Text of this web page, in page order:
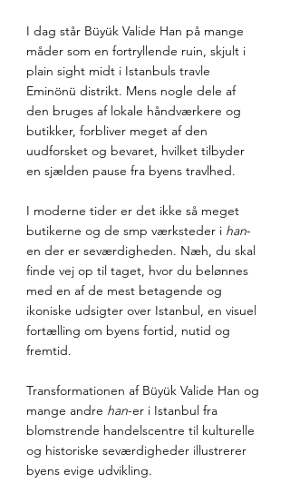
I dag står Büyük Valide Han på mange
måder som en fortryllende ruin, skjult i
plain sight midt i Istanbuls travle
Eminönü distrikt. Mens nogle dele af
den bruges af lokale håndværkere og
butikker, forbliver meget af den
uudforsket og bevaret, hvilket tilbyder
en sjælden pause fra byens travlhed.
I moderne tider er det ikke så meget
butikerne og de smp værksteder i han-
en der er seværdigheden. Næh, du skal
finde vej op til taget, hvor du belønnes
med en af de mest betagende og
ikoniske udsigter over Istanbul, en visuel
fortælling om byens fortid, nutid og
fremtid.
Transformationen af Büyük Valide Han og
mange andre han-er i Istanbul fra
blomstrende handelscentre til kulturelle
og historiske seværdigheder illustrerer
byens evige udvikling.